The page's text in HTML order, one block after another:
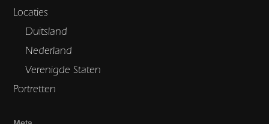
Locaties
Duitsland
Nederland
Verenigde Staten
Portretten